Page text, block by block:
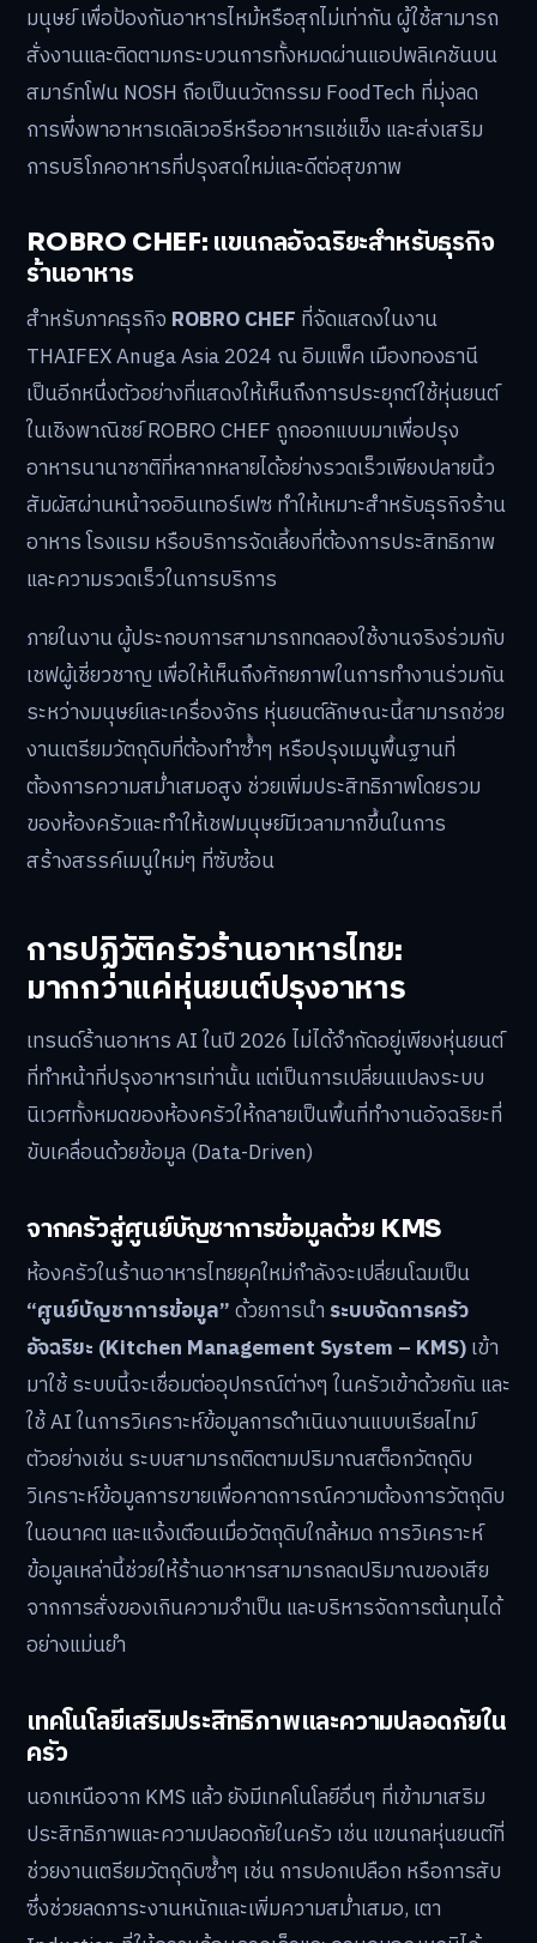
มนุษย์ เพื่อป้องกันอาหารไหม้หรือสุกไม่เท่ากัน ผู้ใช้สามารถ
สั่งงานและติดตามกระบวนการทั้งหมดผ่านแอปพลิเคชันบน
สมาร์ทโฟน NOSH ถือเป็นนวัตกรรม FoodTech ที่มุ่งลด
การพึ่งพาอาหารเดลิเวอรีหรืออาหารแช่แข็ง และส่งเสริม
การบริโภคอาหารที่ปรุงสดใหม่และดีต่อสุขภาพ
ROBRO CHEF: แขนกลอัจฉริยะสำหรับธุรกิจ
ร้านอาหาร
สำหรับภาคธุรกิจ ROBRO CHEF ที่จัดแสดงในงาน
THAIFEX Anuga Asia 2024 ณ อิมแพ็ค เมืองทองธานี
เป็นอีกหนึ่งตัวอย่างที่แสดงให้เห็นถึงการประยุกต์ใช้หุ่นยนต์
ในเชิงพาณิชย์ ROBRO CHEF ถูกออกแบบมาเพื่อปรุง
อาหารนานาชาติที่หลากหลายได้อย่างรวดเร็วเพียงปลายนิ้ว
สัมผัสผ่านหน้าจออินเทอร์เฟซ ทำให้เหมาะสำหรับธุรกิจร้าน
อาหาร โรงแรม หรือบริการจัดเลี้ยงที่ต้องการประสิทธิภาพ
และความรวดเร็วในการบริการ
ภายในงาน ผู้ประกอบการสามารถทดลองใช้งานจริงร่วมกับ
เชฟผู้เชี่ยวชาญ เพื่อให้เห็นถึงศักยภาพในการทำงานร่วมกัน
ระหว่างมนุษย์และเครื่องจักร หุ่นยนต์ลักษณะนี้สามารถช่วย
งานเตรียมวัตถุดิบที่ต้องทำซ้ำๆ หรือปรุงเมนูพื้นฐานที่
ต้องการความสม่ำเสมอสูง ช่วยเพิ่มประสิทธิภาพโดยรวม
ของห้องครัวและทำให้เชฟมนุษย์มีเวลามากขึ้นในการ
สร้างสรรค์เมนูใหม่ๆ ที่ซับซ้อน
การปฏิวัติครัวร้านอาหารไทย:
มากกว่าแค่หุ่นยนต์ปรุงอาหาร
เทรนด์ร้านอาหาร AI ในปี 2026 ไม่ได้จำกัดอยู่เพียงหุ่นยนต์
ที่ทำหน้าที่ปรุงอาหารเท่านั้น แต่เป็นการเปลี่ยนแปลงระบบ
นิเวศทั้งหมดของห้องครัวให้กลายเป็นพื้นที่ทำงานอัจฉริยะที่
ขับเคลื่อนด้วยข้อมูล (Data-Driven)
จากครัวสู่ศูนย์บัญชาการข้อมูลด้วย KMS
ห้องครัวในร้านอาหารไทยยุคใหม่กำลังจะเปลี่ยนโฉมเป็น
“ศูนย์บัญชาการข้อมูล”ด้วยการนำ ระบบจัดการครัว
อัจฉริยะ (Kitchen Management System – KMS)เข้า
มาใช้ ระบบนี้จะเชื่อมต่ออุปกรณ์ต่างๆ ในครัวเข้าด้วยกัน และ
ใช้ AI ในการวิเคราะห์ข้อมูลการดำเนินงานแบบเรียลไทม์
ตัวอย่างเช่น ระบบสามารถติดตามปริมาณสต็อกวัตถุดิบ
วิเคราะห์ข้อมูลการขายเพื่อคาดการณ์ความต้องการวัตถุดิบ
ในอนาคต และแจ้งเตือนเมื่อวัตถุดิบใกล้หมด การวิเคราะห์
ข้อมูลเหล่านี้ช่วยให้ร้านอาหารสามารถลดปริมาณของเสีย
จากการสั่งของเกินความจำเป็น และบริหารจัดการต้นทุนได้
อย่างแม่นยำ
เทคโนโลยีเสริมประสิทธิภาพและความปลอดภัยใน
ครัว
นอกเหนือจาก KMS แล้ว ยังมีเทคโนโลยีอื่นๆ ที่เข้ามาเสริม
ประสิทธิภาพและความปลอดภัยในครัว เช่น แขนกลหุ่นยนต์ที่
ช่วยงานเตรียมวัตถุดิบซ้ำๆ เช่น การปอกเปลือก หรือการสับ
ซึ่งช่วยลดภาระงานหนักและเพิ่มความสม่ำเสมอ, เตา